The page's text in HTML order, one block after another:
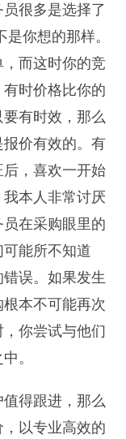
很多是选择了
你想的那样。
而这时你的竞
时价格比你的
有时效，那么
价有效的。有
，喜欢一开始
本人非常讨厌
在采购眼里的
能所不知道
误。如果发生
本不可能再次
你尝试与他们
。
得跟进，那么
以专业高效的